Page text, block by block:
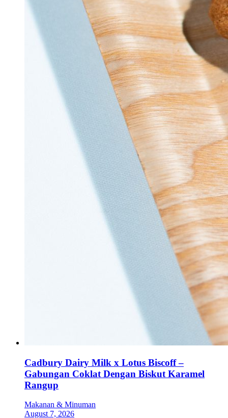
Cadbury Dairy Milk x Lotus Biscoff –
Gabungan Coklat Dengan Biskut Karamel
Rangup
Makanan & Minuman
August 7, 2026